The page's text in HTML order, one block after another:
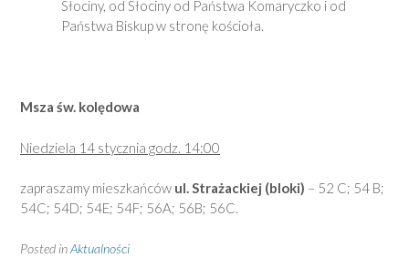
Słociny, od Słociny od Państwa Komaryczko i od
Państwa Biskup w stronę kościoła.
Msza św. kolędowa
Niedziela 14 stycznia godz. 14:00
zapraszamy mieszkańców ul. Strażackiej (bloki) – 52 C; 54 B;
54C; 54D; 54E; 54F; 56A; 56B; 56C.
Posted inAktualności